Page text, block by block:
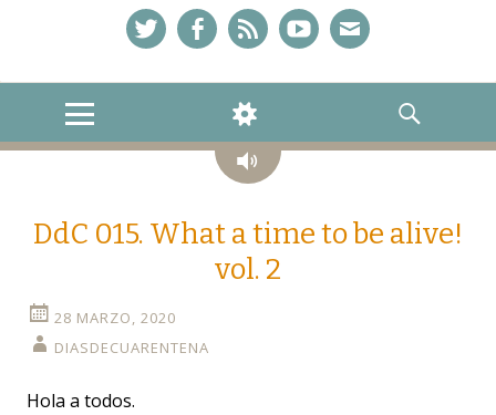
MENU
WIDGETS
SEARCH
Audio
DdC 015. What a time to be alive!
vol. 2
28 MARZO, 2020
DIASDECUARENTENA
Hola a todos.